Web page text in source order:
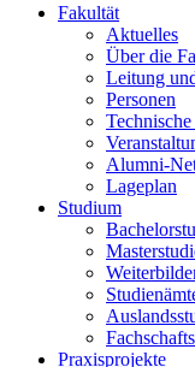
Fakultät
Aktuelles
Über die
Leitung
Personen
Alumni-
Lageplan
Studium
Praxisprojekte